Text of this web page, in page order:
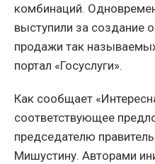
комбинаций.
выступили за создание
продажи так
портал «Госуслуги».
Как сообщает
соответствующее
председателю
Мишустину. Авторами